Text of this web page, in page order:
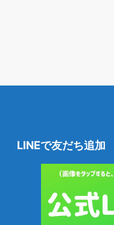
LINEで友だち追加